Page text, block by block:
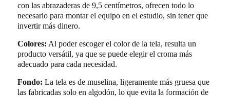
con las abrazaderas de 9,5 centímetros, ofrecen todo lo
necesario para montar el equipo en el estudio, sin tener que
invertir más dinero.
Colores: Al poder escoger el color de la tela, resulta un
producto versátil, ya que se puede elegir el croma más
adecuado para cada necesidad.
Fondo: La tela es de muselina, ligeramente más gruesa que
las fabricadas solo en algodón, lo que evita la formación de